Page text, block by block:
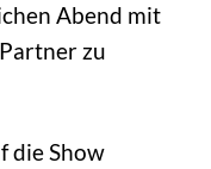
Abend mit
zu
die Show